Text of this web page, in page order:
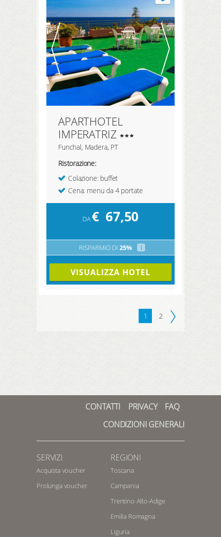
APARTHOTEL
IMPERATRIZ
Funchal, Madera, PT
Ristorazione:
Colazione: buffet
Cena: menu da 4 portate
DA€ 67,50
RISPARMIO DI 25% i
VISUALIZZA HOTEL
1 2
CONTATTI PRIVACY
FAQ
CONDIZIONI GENERALI
SERVIZI
Acquista voucher
Prolunga voucher
REGIONI
Toscana
Campania
Trentino-Alto-Adige
Emilia Romagna
Liguria